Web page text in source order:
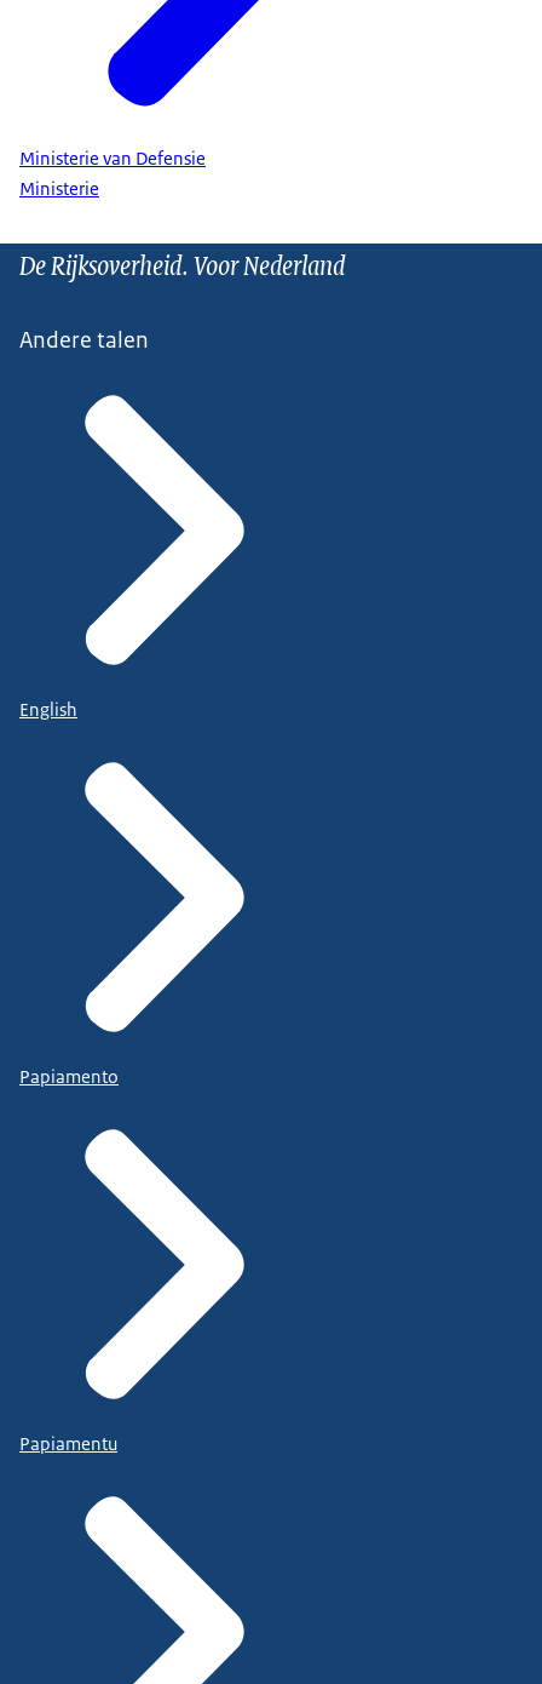
Ministerie van Defensie
Ministerie
De Rijksoverheid. Voor Nederland
Andere talen
English
Papiamento
Papiamentu